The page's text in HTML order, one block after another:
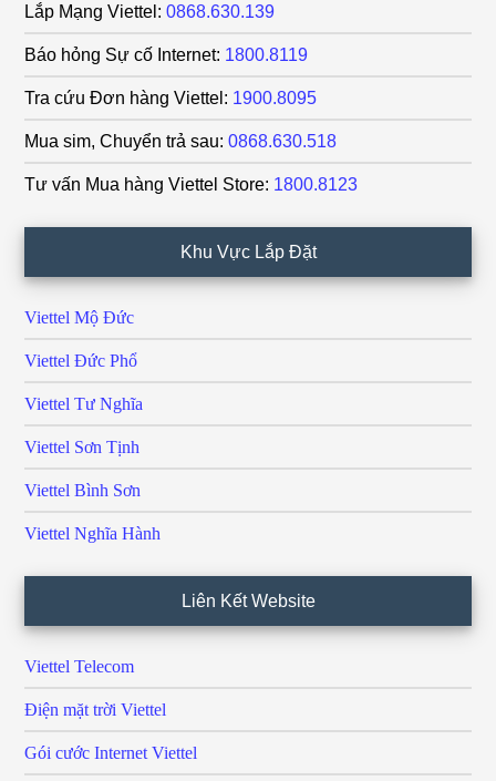
Lắp Mạng Viettel: 0868.630.139
Báo hỏng Sự cố Internet: 1800.8119
Tra cứu Đơn hàng Viettel: 1900.8095
Mua sim, Chuyển trả sau: 0868.630.518
Tư vấn Mua hàng Viettel Store: 1800.8123
Khu Vực Lắp Đặt
Viettel Mộ Đức
Viettel Đức Phổ
Viettel Tư Nghĩa
Viettel Sơn Tịnh
Viettel Bình Sơn
Viettel Nghĩa Hành
Liên Kết Website
Viettel Telecom
Điện mặt trời Viettel
Gói cước Internet Viettel